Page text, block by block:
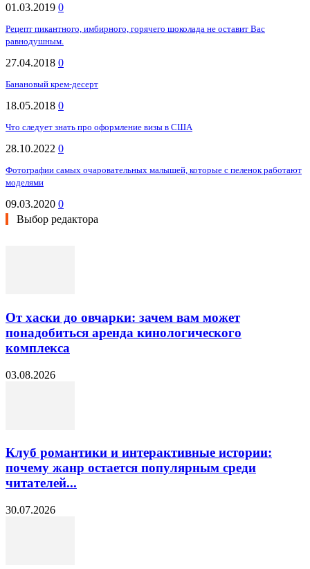
01.03.2019 0
Рецепт пикантного, имбирного, горячего шоколада не оставит Вас
равнодушным.
27.04.2018 0
Банановый крем-десерт
18.05.2018 0
Что следует знать про оформление визы в США
28.10.2022 0
Фотографии самых очаровательных малышей, которые с пеленок работают
моделями
09.03.2020 0
Выбор редактора
От хаски до овчарки: зачем вам может
понадобиться аренда кинологического
комплекса
03.08.2026
Клуб романтики и интерактивные истории:
почему жанр остается популярным среди
читателей...
30.07.2026